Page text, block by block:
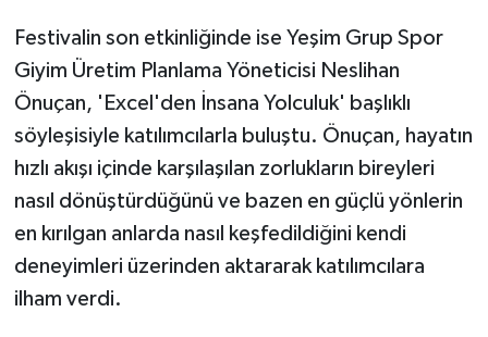
Festivalin son etkinliğinde ise Yeşim Grup Spor
Giyim Üretim Planlama Yöneticisi Neslihan
Önuçan, 'Excel'den İnsana Yolculuk' başlıklı
söyleşisiyle katılımcılarla buluştu. Önuçan, hayatın
hızlı akışı içinde karşılaşılan zorlukların bireyleri
nasıl dönüştürdüğünü ve bazen en güçlü yönlerin
en kırılgan anlarda nasıl keşfedildiğini kendi
deneyimleri üzerinden aktararak katılımcılara
ilham verdi.